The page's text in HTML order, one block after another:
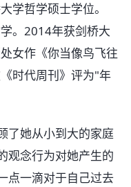
学哲学硕士学位。
。2014年获剑桥大
女作《你当像鸟飞往
时代周刊》评为"年
了她从小到大的家庭
观念行为对她产生的
点一滴对于自己过去